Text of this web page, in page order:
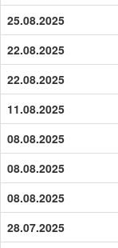
25.08.2025
22.08.2025
22.08.2025
11.08.2025
08.08.2025
08.08.2025
08.08.2025
28.07.2025